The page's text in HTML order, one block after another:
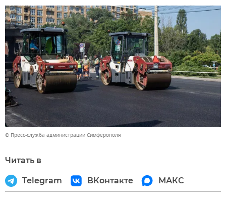
© Пресс-служба администрации Симферополя
Читать в
Telegram ВКонтакте МАКС